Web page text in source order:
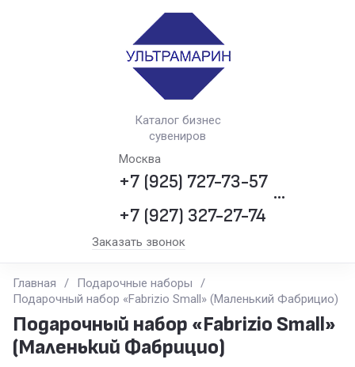
Каталог бизнес
сувениров
Москва
+7 (925) 727-73-57
+7 (927) 327-27-74
Заказать звонок
•••
Главная / Подарочные наборы
/
Подарочный набор «Fabrizio Small» (Маленький Фабрицио)
Подарочный набор «Fabrizio Small»
(Маленький Фабрицио)